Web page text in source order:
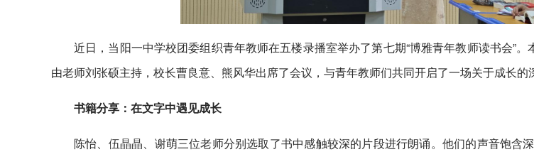
近日，当阳一中学校团委组织青年教师在五楼录播室举办了第七期“博雅青年教师读书会”。
由老师刘张硕主持，校长曹良意、熊风华出席了会议，与青年教师们共同开启了一场关于成长的
书籍分享：在文字中遇见成长
陈怡、伍晶晶、谢萌三位老师分别选取了书中感触较深的片段进行朗诵。他们的声音饱含